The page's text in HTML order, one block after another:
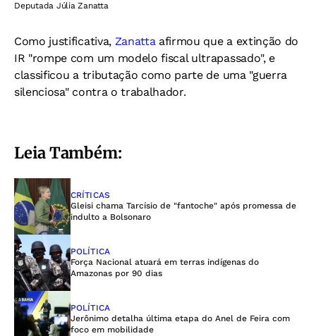
Deputada Júlia Zanatta
Como justificativa, Zanattaafirmou que a extinção do
IR "rompe com um modelo fiscal ultrapassado", e
classificou a tributação como parte de uma "guerra
silenciosa" contra o trabalhador.
Leia Também:
CRÍTICAS
Gleisi chama Tarcísio de "fantoche" após promessa de
indulto a Bolsonaro
POLÍTICA
Força Nacional atuará em terras indígenas do
Amazonas por 90 dias
POLÍTICA
Jerônimo detalha última etapa do Anel de Feira com
foco em mobilidade